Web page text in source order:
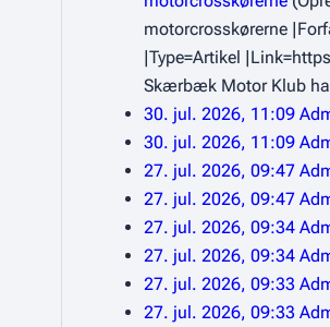
motorcrosskørerne
|Type=Artikel
Skærbæk Motor Klub
30. jul. 2026, 11:09
30. jul. 2026, 11:09
27. jul. 2026, 09:47
27. jul. 2026, 09:47
27. jul. 2026, 09:34
27. jul. 2026, 09:34
27. jul. 2026, 09:33
27. jul. 2026, 09:33